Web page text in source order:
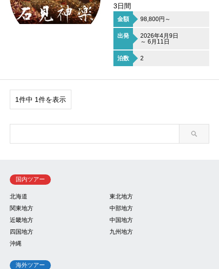
3日間
金額 98,800円～
出発
2026年4月9日
～ 6月11日
泊数 2
1件中 1件を表示
国内ツアー
北海道
東北地方
関東地方
中部地方
近畿地方
中国地方
四国地方
九州地方
沖縄
海外ツアー